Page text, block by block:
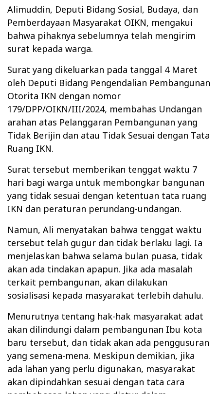
Alimuddin, Deputi Bidang Sosial, Budaya, dan
Pemberdayaan Masyarakat OIKN, mengakui
bahwa pihaknya sebelumnya telah mengirim
surat kepada warga.
Surat yang dikeluarkan pada tanggal 4 Maret
oleh Deputi Bidang Pengendalian Pembangunan
Otorita IKN dengan nomor
179/DPP/OIKN/III/2024, membahas Undangan
arahan atas Pelanggaran Pembangunan yang
Tidak Berijin dan atau Tidak Sesuai dengan Tata
Ruang IKN.
Surat tersebut memberikan tenggat waktu 7
hari bagi warga untuk membongkar bangunan
yang tidak sesuai dengan ketentuan tata ruang
IKN dan peraturan perundang-undangan.
Namun, Ali menyatakan bahwa tenggat waktu
tersebut telah gugur dan tidak berlaku lagi. Ia
menjelaskan bahwa selama bulan puasa, tidak
akan ada tindakan apapun. Jika ada masalah
terkait pembangunan, akan dilakukan
sosialisasi kepada masyarakat terlebih dahulu.
Menurutnya tentang hak-hak masyarakat adat
akan dilindungi dalam pembangunan Ibu kota
baru tersebut, dan tidak akan ada penggusuran
yang semena-mena. Meskipun demikian, jika
ada lahan yang perlu digunakan, masyarakat
akan dipindahkan sesuai dengan tata cara